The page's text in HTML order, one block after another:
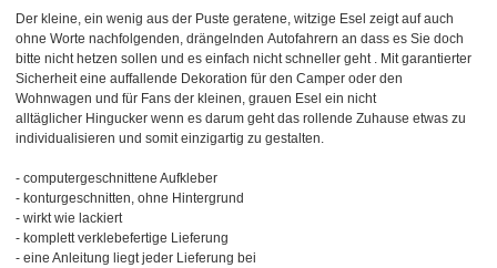
Der kleine, ein wenig aus der Puste geratene, witzige Esel zeigt auf auch
ohne Worte nachfolgenden, drängelnden Autofahrern an dass es Sie doch
bitte nicht hetzen sollen und es einfach nicht schneller geht . Mit garantierter
Sicherheit eine auffallende Dekoration für den Camper oder den
Wohnwagen und für Fans der kleinen, grauen Esel ein nicht
alltäglicher Hingucker wenn es darum geht das rollende Zuhause etwas zu
individualisieren und somit einzigartig zu gestalten.
- computergeschnittene Aufkleber
- konturgeschnitten, ohne Hintergrund
- wirkt wie lackiert
- komplett verklebefertige Lieferung
- eine Anleitung liegt jeder Lieferung bei